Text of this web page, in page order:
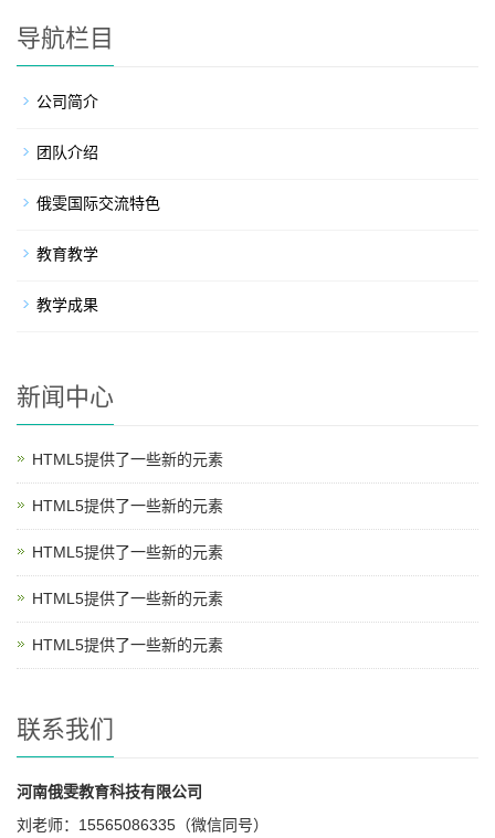
导航栏目
公司简介
团队介绍
俄雯国际交流特色
教育教学
教学成果
新闻中心
HTML5提供了一些新的元素
HTML5提供了一些新的元素
HTML5提供了一些新的元素
HTML5提供了一些新的元素
HTML5提供了一些新的元素
联系我们
河南俄雯教育科技有限公司
刘老师：15565086335（微信同号）